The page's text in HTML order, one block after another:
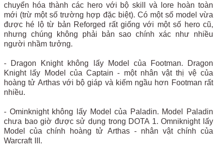
chuyển hóa thành các hero với bộ skill và lore hoàn toàn
mới (trừ một số trường hợp đặc biệt). Có một số model vừa
được hé lộ từ bản Reforged rất giống với một số hero cũ,
nhưng chúng không phải bản sao chính xác như nhiều
người nhầm tưởng.
- Dragon Knight không lấy Model của Footman. Dragon
Knight lấy Model của Captain - một nhân vật thị vệ của
hoàng tử Arthas với bộ giáp và kiếm ngầu hơn Footman rất
nhiều.
- Ominknight không lấy Model của Paladin. Model Paladin
chưa bao giờ được sử dụng trong DOTA 1. Omniknight lấy
Model của chính hoàng tử Arthas - nhân vật chính của
Warcraft III.